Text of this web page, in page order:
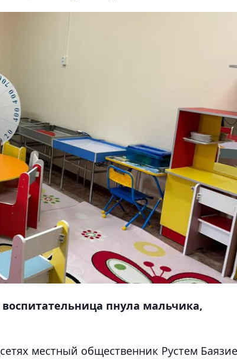
пнула мальчика,
местный общественник Рустем